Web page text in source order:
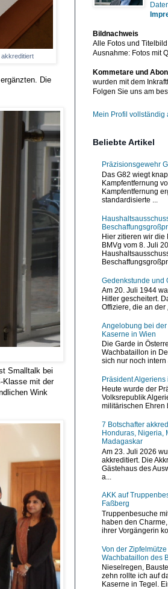
Die
Smalltalk bei
Klasse mit der
Wink
Bildnachweis
Alle Fotos und
Ausnahme: Fotos mit
Kommetare und
wurden mit dem
Folgen Sie uns am
Mein Profil vollständig
Beliebte Artikel
Präzisionsgewehr
Das G82 wiegt
Kampfentfernung
Kampfentfernung
standardisierte ...
Hier zitieren wir
BMVg vom 8. Juli
Gedenkstunde und
Am 20. Juli 1944
Hitler gescheitert.
Offiziere, die an der
Angelobung bei
Kaserne in Wien
Die Garde in
Wachbataillon in
sich nur noch
Präsident
Heute wurde der
Volksrepublik
militärischen Ehren
7 Botschafter
Honduras, Nigeria,
Madagaskar
Am 23. Juli 2026
akkreditiert. Die
Gästehaus des
a...
AKK auf
Faßberg
Truppenbesuche
haben den
ihrer Vorgängerin
Von der
Wachbataillon des
Nieselregen,
zehn rollte ich auf
Kaserne in Tegel.